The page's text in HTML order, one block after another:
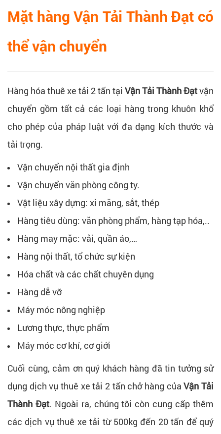
Mặt hàng Vận Tải Thành Đạt có
thể vận chuyển
Hàng hóa thuê xe tải 2 tấn tại Vận Tải Thành Đạtvận
chuyển gồm tất cả các loại hàng trong khuôn khổ
cho phép của pháp luật với đa dạng kích thước và
tải trọng.
Vận chuyển nội thất gia định
Vận chuyển văn phòng công ty.
Vật liệu xây dựng: xi măng, sắt, thép
Hàng tiêu dùng: văn phòng phẩm, hàng tạp hóa,..
Hàng may mặc: vải, quần áo,…
Hàng nội thất, tổ chức sự kiện
Hóa chất và các chất chuyên dụng
Hàng dễ vỡ
Máy móc nông nghiệp
Lương thực, thực phẩm
Máy móc cơ khí, cơ giới
Cuối cùng, cảm ơn quý khách hàng đã tin tưởng sử
dụng dịch vụ thuê xe tải 2 tấn chở hàng củaVận Tải
Thành Đạt. Ngoài ra, chúng tôi còn cung cấp thêm
các dịch vụ thuê xe tải từ 500kg đến 20 tấn để quý